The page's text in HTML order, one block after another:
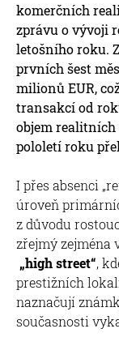
komerčních
zprávu o vývoji
letošního roku.
prvních šest
milionů EUR,
transakcí od
objem realitních
pololetí roku
I přes absenci
úroveň
z důvodu
zřejmý zejména
„high street“,
prestižních
naznačují
současnosti